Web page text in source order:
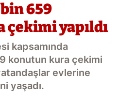
659
yapıldı
kapsamında
konutun kura çekimi
evlerine
yaşadı.